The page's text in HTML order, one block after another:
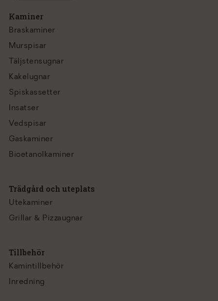
Kaminer
Braskaminer
Murspisar
Täljstensugnar
Kakelugnar
Spiskassetter
Insatser
Vedspisar
Gaskaminer
Bioetanolkaminer
Trädgård och uteplats
Utekaminer
Grillar & Pizzaugnar
Tillbehör
Kamintillbehör
Inredning